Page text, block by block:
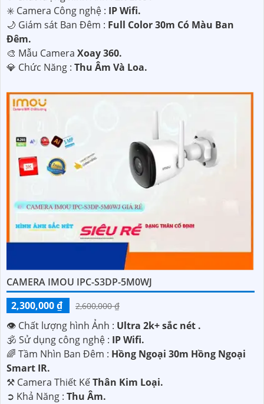
✳️ Camera Công nghệ : IP Wifi.
🌙 Giám sát Ban Đêm : Full Color 30m Có Màu Ban
Ðêm.
🎨 Mẫu Camera Xoay 360.
️💎 Chức Năng : Thu Âm Và Loa.
CAMERA IMOU IPC-S3DP-5M0WJ
2,300,000 ₫
2,600,000 ₫
👁 Chất lượng hình Ảnh : Ultra 2k+ sắc nét .
🕉️ Sử dụng công nghệ : IP Wifi.
🌈 Tầm Nhìn Ban Đêm : Hồng Ngoại 30m Hồng Ngoại
Smart IR.
⚒ Camera Thiết KếThân Kim Loại.
️➲ Khả Năng : Thu Âm.